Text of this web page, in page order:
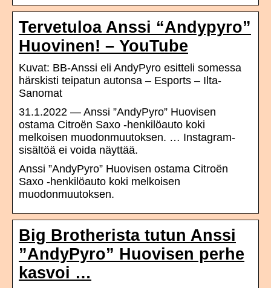
Tervetuloa Anssi “Andypyro”
Huovinen! – YouTube
Kuvat: BB-Anssi eli AndyPyro esitteli somessa
härskisti teipatun autonsa – Esports – Ilta-
Sanomat
31.1.2022 — Anssi ”AndyPyro” Huovisen
ostama Citroën Saxo -henkilöauto koki
melkoisen muodonmuutoksen. … Instagram-
sisältöä ei voida näyttää.
Anssi ”AndyPyro” Huovisen ostama Citroën
Saxo -henkilöauto koki melkoisen
muodonmuutoksen.
Big Brotherista tutun Anssi
”AndyPyro” Huovisen perhe
kasvoi …